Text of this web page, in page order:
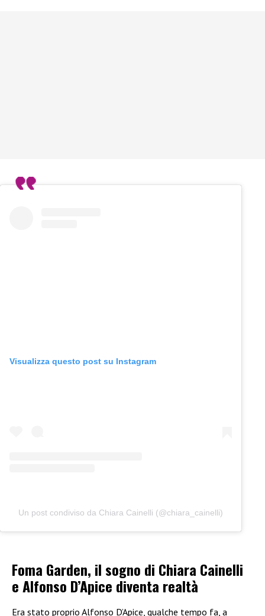
Visualizza questo post su Instagram
Un post condiviso da Chiara Cainelli (@chiara_cainelli)
Foma Garden, il sogno di Chiara Cainelli
e Alfonso D’Apice diventa realtà
Era stato proprio Alfonso D’Apice, qualche tempo fa, a